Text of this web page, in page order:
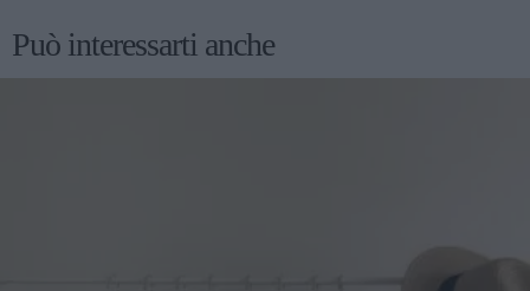
Può interessarti anche